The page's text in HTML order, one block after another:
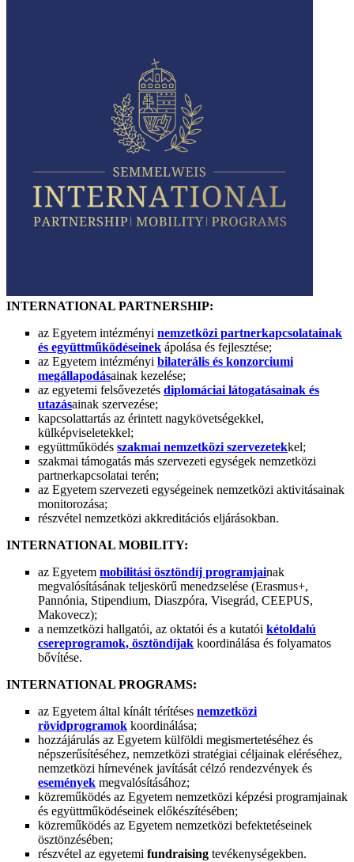
INTERNATIONAL PARTNERSHIP:
az Egyetem intézményi nemzetközi partnerkapcsolatainak
és együttműködéseinek ápolása és fejlesztése;
az Egyetem intézményi bilaterális és konzorciumi
megállapodásainak kezelése;
az egyetemi felsővezetés diplomáciai látogatásainak és
utazásainak szervezése;
kapcsolattartás az érintett nagykövetségekkel,
külképviseletekkel;
együttműködés szakmai nemzetközi szervezetekkel;
szakmai támogatás más szervezeti egységek nemzetközi
partnerkapcsolatai terén;
az Egyetem szervezeti egységeinek nemzetközi aktivitásainak
monitorozása;
részvétel nemzetközi akkreditációs eljárásokban.
INTERNATIONAL MOBILITY:
az Egyetem mobilitási ösztöndíj programjainak
megvalósításának teljeskörű menedzselése (Erasmus+,
Pannónia, Stipendium, Diaszpóra, Visegrád, CEEPUS,
Makovecz);
a nemzetközi hallgatói, az oktatói és a kutatói kétoldalú
csereprogramok, ösztöndíjak koordinálása és folyamatos
bővítése.
INTERNATIONAL PROGRAMS:
az Egyetem által kínált térítéses nemzetközi
rövidprogramok koordinálása;
hozzájárulás az Egyetem külföldi megismertetéséhez és
népszerűsítéséhez, nemzetközi stratégiai céljainak eléréséhez,
nemzetközi hírnevének javítását célzó rendezvények és
események megvalósításához;
közreműködés az Egyetem nemzetközi képzési programjainak
és együttműködéseinek előkészítésében;
közreműködés az Egyetem nemzetközi befektetéseinek
ösztönzésében;
részvétel az egyetemi fundraising tevékenységekben.